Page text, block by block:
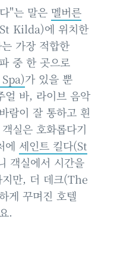
"는 말은 멜버른
Kilda)에 위치한
가장 적합한
중 한 곳으로
가 있을 뿐
얼 바, 라이브 음악
람이 잘 통하고 흰
실은 호화롭다기
에 세인트 킬다(St
객실에서 시간을
만, 더 데크(The
게 꾸며진 호텔
.